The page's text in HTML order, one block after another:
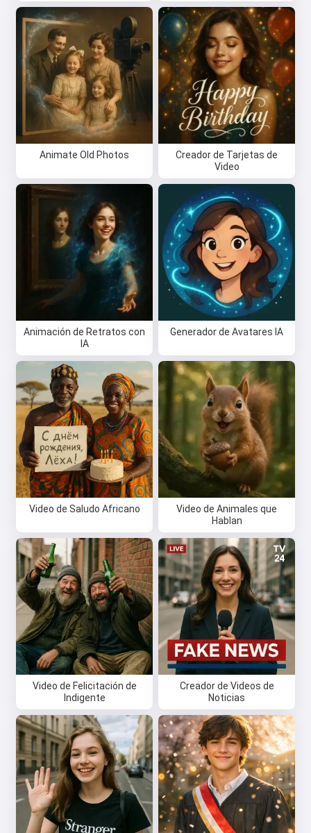
Animate Old Photos
Creador de Tarjetas de
Video
Animación de Retratos con
IA
Generador de Avatares IA
Video de Saludo Africano
Video de Animales que
Hablan
Video de Felicitación de
Indigente
Creador de Videos de
Noticias